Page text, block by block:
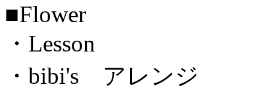
■Flower
・Lesson
・bibi's アレンジ